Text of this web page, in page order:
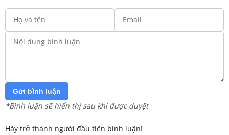
Gửi bình luận
*Bình luận sẽ hiển thị sau khi được duyệt
Hãy trở thành người đầu tiên bình luận!